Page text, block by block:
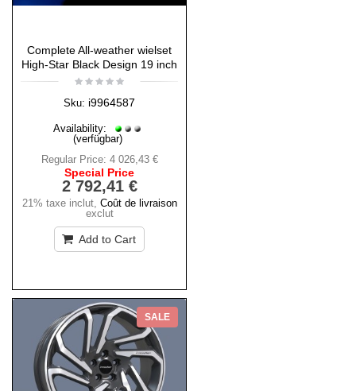
Complete All-weather wielset
High-Star Black Design 19 inch
Sku: i9964587
Availability:
(verfügbar)
Regular Price: 4 026,43 €
Special Price
2 792,41 €
21% taxe inclut, Coût de livraison
exclut
Add to Cart
SALE